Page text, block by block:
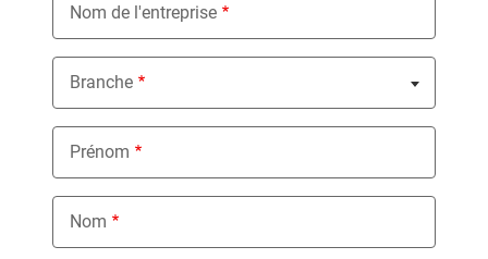
Nom de l'entreprise
Branche
Nothing selected
Prénom
Nom